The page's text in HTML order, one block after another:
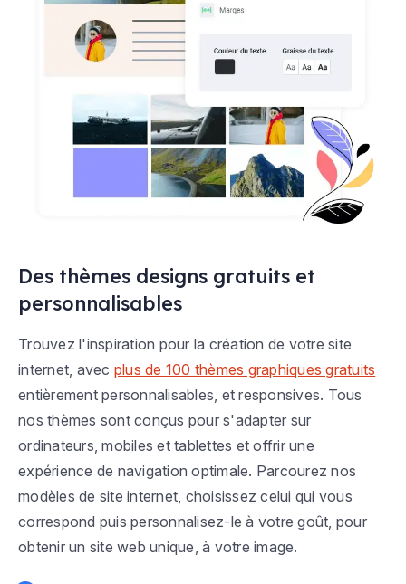
Des thèmes designs gratuits et
personnalisables
Trouvez l'inspiration pour la création de votre site
internet, avec plus de 100 thèmes graphiques gratuits
entièrement personnalisables, et responsives. Tous
nos thèmes sont conçus pour s'adapter sur
ordinateurs, mobiles et tablettes et offrir une
expérience de navigation optimale. Parcourez nos
modèles de site internet, choisissez celui qui vous
correspond puis personnalisez-le à votre goût, pour
obtenir un site web unique, à votre image.